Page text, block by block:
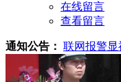
在线留言
查看留言
通知公告： 联网报警